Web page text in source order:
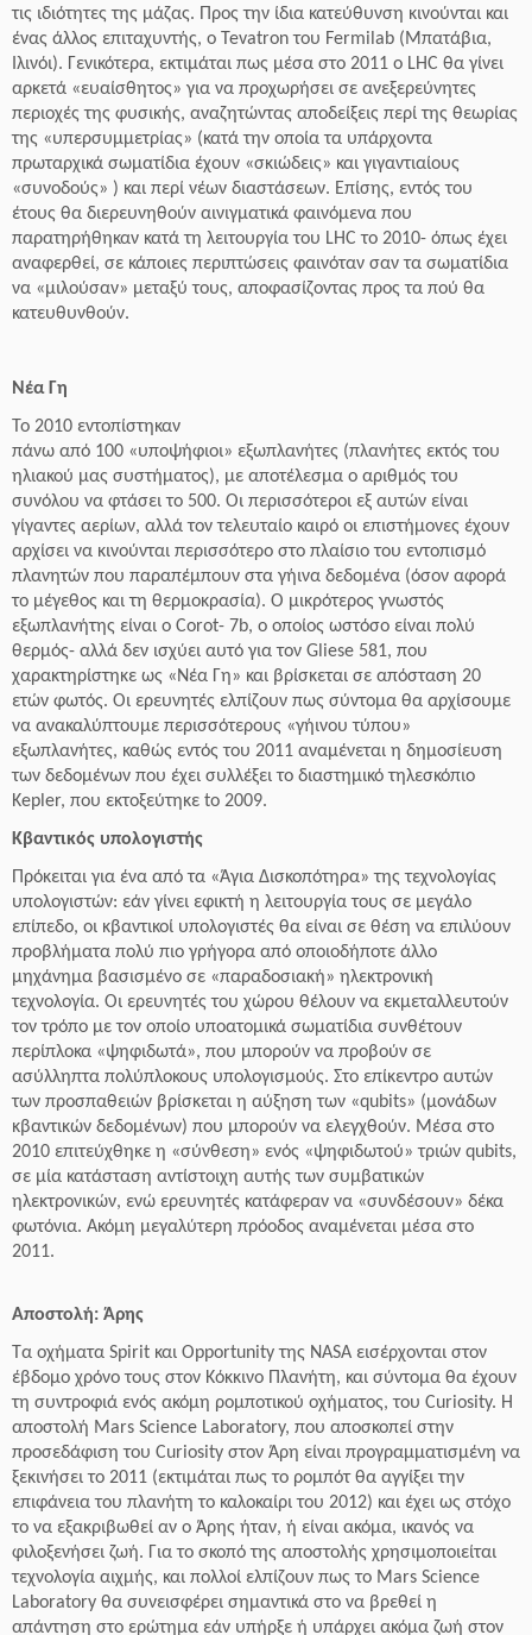
τις ιδιότητες της μάζας. Προς την ίδια κατεύθυνση κινούνται και
ένας άλλος επιταχυντής, ο Tevatron του Fermilab (Μπατάβια,
Ιλινόι). Γενικότερα, εκτιμάται πως μέσα στο 2011 ο LHC θα γίνει
αρκετά «ευαίσθητος» για να προχωρήσει σε ανεξερεύνητες
περιοχές της φυσικής, αναζητώντας αποδείξεις περί της θεωρίας
της «υπερσυμμετρίας» (κατά την οποία τα υπάρχοντα
πρωταρχικά σωματίδια έχουν «σκιώδεις» και γιγαντιαίους
«συνοδούς» ) και περί νέων διαστάσεων. Επίσης, εντός του
έτους θα διερευνηθούν αινιγματικά φαινόμενα που
παρατηρήθηκαν κατά τη λειτουργία του LHC το 2010- όπως έχει
αναφερθεί, σε κάποιες περιπτώσεις φαινόταν σαν τα σωματίδια
να «μιλούσαν» μεταξύ τους, αποφασίζοντας προς τα πού θα
κατευθυνθούν.
Νέα Γη
To 2010 εντοπίστηκαν
πάνω από 100 «υποψήφιοι» εξωπλανήτες (πλανήτες εκτός του
ηλιακού μας συστήματος), με αποτέλεσμα ο αριθμός του
συνόλου να φτάσει το 500. Οι περισσότεροι εξ αυτών είναι
γίγαντες αερίων, αλλά τον τελευταίο καιρό οι επιστήμονες έχουν
αρχίσει να κινούνται περισσότερο στο πλαίσιο του εντοπισμό
πλανητών που παραπέμπουν στα γήινα δεδομένα (όσον αφορά
το μέγεθος και τη θερμοκρασία). Ο μικρότερος γνωστός
εξωπλανήτης είναι ο Corot- 7b, ο οποίος ωστόσο είναι πολύ
θερμός- αλλά δεν ισχύει αυτό για τον Gliese 581, που
χαρακτηρίστηκε ως «Νέα Γη» και βρίσκεται σε απόσταση 20
ετών φωτός. Οι ερευνητές ελπίζουν πως σύντομα θα αρχίσουμε
να ανακαλύπτουμε περισσότερους «γήινου τύπου»
εξωπλανήτες, καθώς εντός του 2011 αναμένεται η δημοσίευση
των δεδομένων που έχει συλλέξει το διαστημικό τηλεσκόπιο
Kepler, που εκτοξεύτηκε to 2009.
Κβαντικός υπολογιστής
Πρόκειται για ένα από τα «Άγια Δισκοπότηρα» της τεχνολογίας
υπολογιστών: εάν γίνει εφικτή η λειτουργία τους σε μεγάλο
επίπεδο, οι κβαντικοί υπολογιστές θα είναι σε θέση να επιλύουν
προβλήματα πολύ πιο γρήγορα από οποιοδήποτε άλλο
μηχάνημα βασισμένο σε «παραδοσιακή» ηλεκτρονική
τεχνολογία. Οι ερευνητές του χώρου θέλουν να εκμεταλλευτούν
τον τρόπο με τον οποίο υποατομικά σωματίδια συνθέτουν
περίπλοκα «ψηφιδωτά», που μπορούν να προβούν σε
ασύλληπτα πολύπλοκους υπολογισμούς. Στο επίκεντρο αυτών
των προσπαθειών βρίσκεται η αύξηση των «qubits» (μονάδων
κβαντικών δεδομένων) που μπορούν να ελεγχθούν. Μέσα στο
2010 επιτεύχθηκε η «σύνθεση» ενός «ψηφιδωτού» τριών qubits,
σε μία κατάσταση αντίστοιχη αυτής των συμβατικών
ηλεκτρονικών, ενώ ερευνητές κατάφεραν να «συνδέσουν» δέκα
φωτόνια. Ακόμη μεγαλύτερη πρόοδος αναμένεται μέσα στο
2011.
Αποστολή: Άρης
Τα οχήματα Spirit και Opportunity της NASA εισέρχονται στον
έβδομο χρόνο τους στον Κόκκινο Πλανήτη, και σύντομα θα έχουν
τη συντροφιά ενός ακόμη ρομποτικού οχήματος, του Curiosity. Η
αποστολή Mars Science Laboratory, που αποσκοπεί στην
προσεδάφιση του Curiosity στον Άρη είναι προγραμματισμένη να
ξεκινήσει το 2011 (εκτιμάται πως το ρομπότ θα αγγίξει την
επιφάνεια του πλανήτη το καλοκαίρι του 2012) και έχει ως στόχο
το να εξακριβωθεί αν ο Άρης ήταν, ή είναι ακόμα, ικανός να
φιλοξενήσει ζωή.
Για το σκοπό της αποστολής χρησιμοποιείται
τεχνολογία αιχμής, και πολλοί ελπίζουν πως το Mars Science
Laboratory θα συνεισφέρει σημαντικά στο να βρεθεί η
απάντηση στο ερώτημα εάν υπήρξε ή υπάρχει ακόμα ζωή στον